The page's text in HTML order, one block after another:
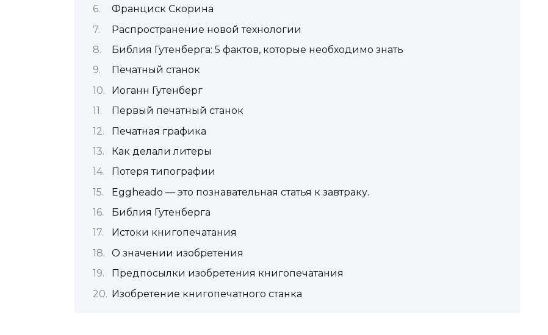
Франциск Скорина
Распространение новой технологии
Библия Гутенберга: 5 фактов, которые необходимо знать
Печатный станок
Иоганн Гутенберг
Первый печатный станок
Печатная графика
Как делали литеры
Потеря типографии
Eggheado — это познавательная статья к завтраку.
Библия Гутенберга
Истоки книгопечатания
О значении изобретения
Предпосылки изобретения книгопечатания
Изобретение книгопечатного станка